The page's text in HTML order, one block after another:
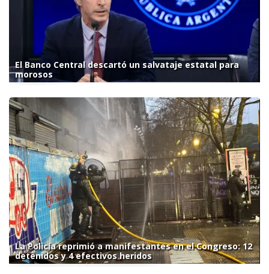
El Banco Central descartó un salvataje estatal para
morosos
La Policía reprimió a manifestantes en el Congreso: 12
detenidos y 4 efectivos heridos